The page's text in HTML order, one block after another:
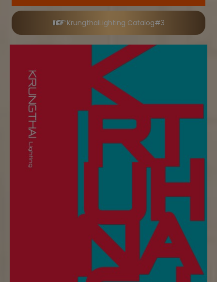
KrungthaiLighting Catalog#3